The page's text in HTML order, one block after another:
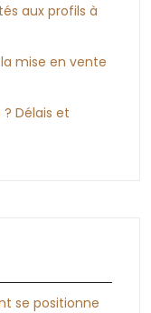
aux profils à
mise en vente
Délais et
se positionne